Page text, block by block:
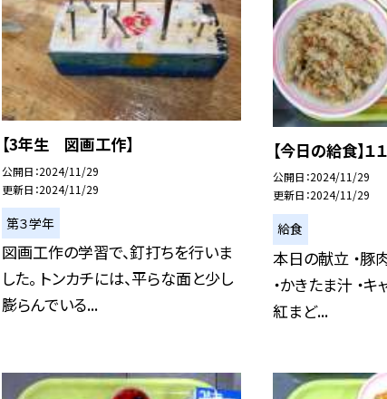
【3年生 図画工作】
公開日 2024/11/29
更新日 2024/11/29
第３学年
図画工作の学習で、釘打ちを行いま
した。 トンカチには、平らな面と少し
膨らんでいる...
【今日の給食】１
公開日 2024/11/29
更新日 2024/11/29
給食
本日の献立 ・豚
・かきたま汁 ・
紅まど...